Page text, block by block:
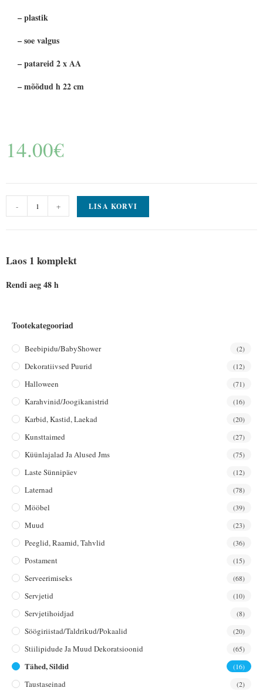
– plastik
– soe valgus
– patareid 2 x AA
– mõõdud h 22 cm
14.00€
- + LISA KORVI
Laos 1 komplekt
Rendi aeg 48 h
Tootekategooriad
Beebipidu/BabyShower (2)
Dekoratiivsed Puurid (12)
Halloween (71)
Karahvinid/joogikanistrid (16)
Karbid, Kastid, Laekad (20)
Kunsttaimed (27)
Küünlajalad Ja Alused Jms (75)
Laste Sünnipäev (12)
Laternad (78)
Mööbel (39)
Muud (23)
Peeglid, Raamid, Tahvlid (36)
Postament (15)
Serveerimiseks (68)
Servjetid (10)
Servjetihoidjad (8)
Söögiriistad/taldrikud/pokaalid (20)
Stiilipidude Ja Muud Dekoratsioonid (65)
Tähed, Sildid (16)
Taustaseinad (2)